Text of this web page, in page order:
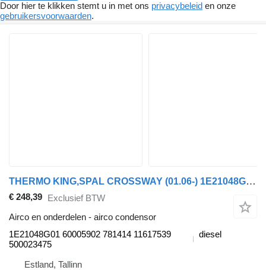
Door hier te klikken stemt u in met ons privacybeleid en onze
gebruikersvoorwaarden.
THERMO KING,SPAL CROSSWAY (01.06-) 1E21048G01 airco condensor voor Irisbus Arway, Crossway, Crealis, Magelys, Proway, Daily Tourys (2006-)
€ 248,39 Exclusief BTW
Airco en onderdelen - airco condensor
1E21048G01 60005902 781414 11617539
500023475
diesel
Estland, Tallinn